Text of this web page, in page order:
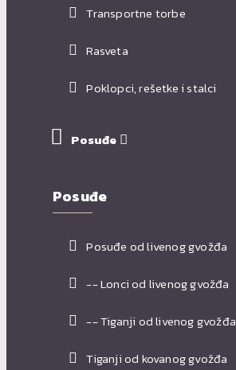
Transportne torbe
Rasveta
Poklopci, rešetke i stalci
Posuđe
Posuđe
Posuđe od livenog gvožđa
-- Lonci od livenog gvožđa
-- Tiganji od livenog gvožđa
Tiganji od kovanog gvožđa